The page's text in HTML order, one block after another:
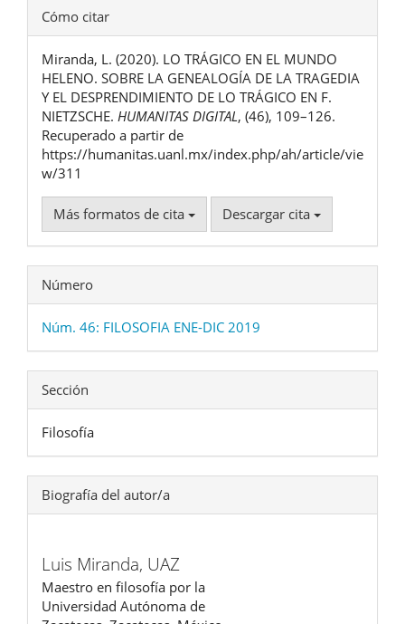
Detalles
del
artículo
Cómo citar
Miranda, L. (2020). LO TRÁGICO EN EL MUNDO
HELENO. SOBRE LA GENEALOGÍA DE LA TRAGEDIA
Y EL DESPRENDIMIENTO DE LO TRÁGICO EN F.
NIETZSCHE. HUMANITAS DIGITAL, (46), 109–126.
Recuperado a partir de
https://humanitas.uanl.mx/index.php/ah/article/vie
w/311
Más formatos de cita Descargar cita
Número
Núm. 46: FILOSOFIA ENE-DIC 2019
Sección
Filosofía
Biografía del autor/a
Luis Miranda, UAZ
Maestro en filosofía por la
Universidad Autónoma de